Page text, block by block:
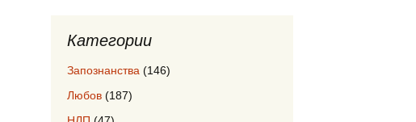
Категории
Запознанства (146)
Любов (187)